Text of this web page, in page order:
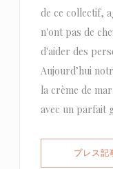
de ce collectif,
n'ont pas de
d'aider des
Aujourd’hui
la crème de
avec un parfait
プレス記